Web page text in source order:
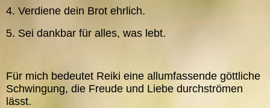
4. Verdiene dein Brot ehrlich.
5. Sei dankbar für alles, was lebt.
Für mich bedeutet Reiki eine allumfassende göttliche
Schwingung, die Freude und Liebe durchströmen
lässt.